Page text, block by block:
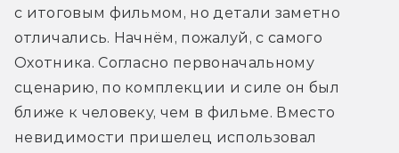
с итоговым фильмом, но детали заметно
отличались. Начнём, пожалуй, с самого
Охотника. Согласно первоначальному
сценарию, по комплекции и силе он был
ближе к человеку, чем в фильме. Вместо
невидимости пришелец использовал